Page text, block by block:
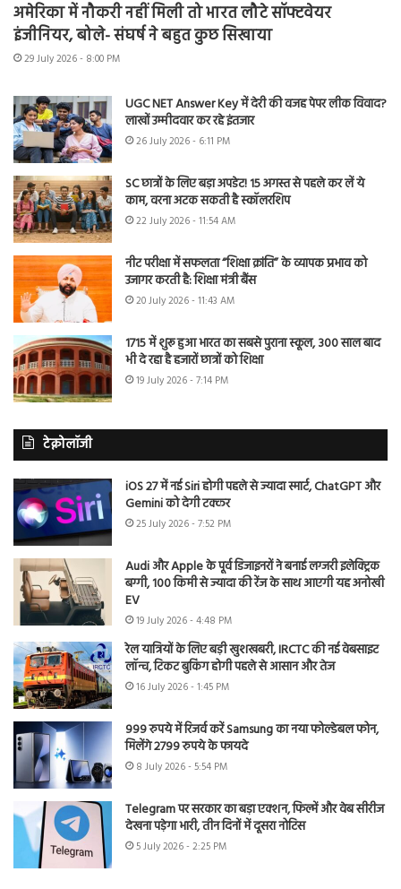
अमेरिका में नौकरी नहीं मिली तो भारत लौटे सॉफ्टवेयर
इंजीनियर, बोले- संघर्ष ने बहुत कुछ सिखाया
29 July 2026 - 8:00 PM
UGC NET Answer Key में देरी की वजह पेपर लीक विवाद?
लाखों उम्मीदवार कर रहे इंतजार
26 July 2026 - 6:11 PM
SC छात्रों के लिए बड़ा अपडेट! 15 अगस्त से पहले कर लें ये
काम, वरना अटक सकती है स्कॉलरशिप
22 July 2026 - 11:54 AM
नीट परीक्षा में सफलता “शिक्षा क्रांति” के व्यापक प्रभाव को
उजागर करती है: शिक्षा मंत्री बैंस
20 July 2026 - 11:43 AM
1715 में शुरू हुआ भारत का सबसे पुराना स्कूल, 300 साल बाद
भी दे रहा है हजारों छात्रों को शिक्षा
19 July 2026 - 7:14 PM
टेक्नोलॉजी
iOS 27 में नई Siri होगी पहले से ज्यादा स्मार्ट, ChatGPT और
Gemini को देगी टक्कर
25 July 2026 - 7:52 PM
Audi और Apple के पूर्व डिजाइनरों ने बनाई लग्जरी इलेक्ट्रिक
बग्गी, 100 किमी से ज्यादा की रेंज के साथ आएगी यह अनोखी
EV
19 July 2026 - 4:48 PM
रेल यात्रियों के लिए बड़ी खुशखबरी, IRCTC की नई वेबसाइट
लॉन्च, टिकट बुकिंग होगी पहले से आसान और तेज
16 July 2026 - 1:45 PM
999 रुपये में रिजर्व करें Samsung का नया फोल्डेबल फोन,
मिलेंगे 2799 रुपये के फायदे
8 July 2026 - 5:54 PM
Telegram पर सरकार का बड़ा एक्शन, फिल्में और वेब सीरीज
देखना पड़ेगा भारी, तीन दिनों में दूसरा नोटिस
5 July 2026 - 2:25 PM